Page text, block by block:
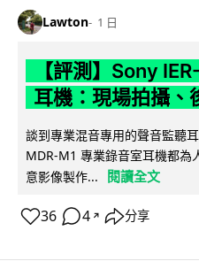
Lawton 1 日
【評測】Sony
耳機：現場拍攝、
談到專業混音專用的聲音監聽
MDR-M1 專業錄音室耳機都為
意影像製作...
閱讀全文
36 4 ↗ 分享